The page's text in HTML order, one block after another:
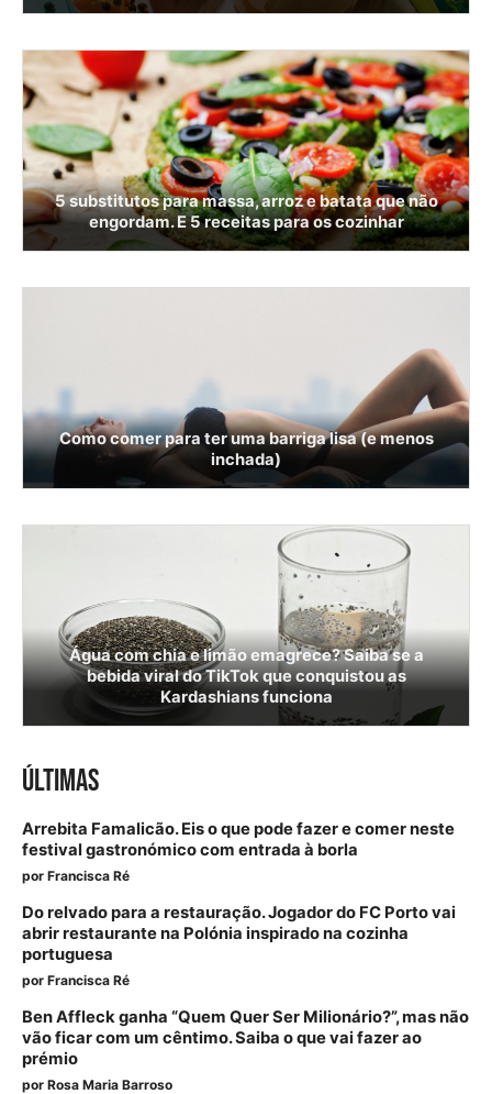
5 substitutos para massa, arroz e batata que não
engordam. E 5 receitas para os cozinhar
Como comer para ter uma barriga lisa (e menos
inchada)
Água com chia e limão emagrece? Saiba se a
bebida viral do TikTok que conquistou as
Kardashians funciona
ÚLTIMAS
Arrebita Famalicão. Eis o que pode fazer e comer neste
festival gastronómico com entrada à borla
por Francisca Ré
Do relvado para a restauração. Jogador do FC Porto vai
abrir restaurante na Polónia inspirado na cozinha
portuguesa
por Francisca Ré
Ben Affleck ganha “Quem Quer Ser Milionário?”, mas não
vão ficar com um cêntimo. Saiba o que vai fazer ao
prémio
por Rosa Maria Barroso